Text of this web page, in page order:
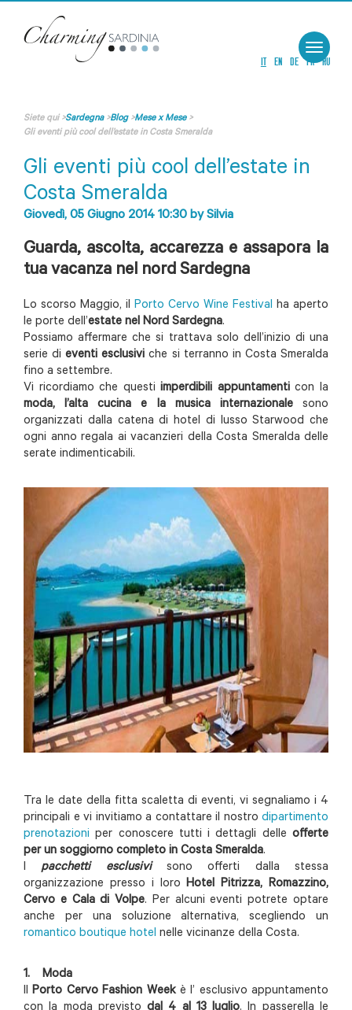
IT EN DE FR RU
Toggle
Siete qui>Sardegna>Blog>Mese x Mese>
Gli eventi più cool dell’estate in Costa Smeralda
Gli eventi più cool dell’estate in
Costa Smeralda
Giovedì, 05 Giugno 2014 10:30 bySilvia
Guarda, ascolta, accarezza e assapora la
tua vacanza nel nord Sardegna
Lo scorso Maggio, il Porto Cervo Wine Festival ha aperto
le porte dell’estate nel Nord Sardegna.
Possiamo affermare che si trattava solo dell’inizio di una
serie dieventi esclusivi che si terranno in Costa Smeralda
fino a settembre.
Vi ricordiamo che questiimperdibili appuntamenticon la
moda, l’alta cucina e la musica internazionalesono
organizzati dalla catena di hotel di lusso Starwood che
ogni anno regala ai vacanzieri della Costa Smeralda delle
serate indimenticabili.
Tra le date della fitta scaletta di eventi, vi segnaliamo i 4
principali e vi invitiamo a contattare il nostro dipartimento
prenotazioni per conoscere tutti i dettagli delle offerte
per un soggiorno completo in Costa Smeralda.
Ipacchetti esclusivi
sono offerti dalla stessa
organizzazione presso i loroHotel Pitrizza, Romazzino,
Cervo e Cala di Volpe. Per alcuni eventi potrete optare
anche per una soluzione alternativa, scegliendo un
romantico boutique hotel nelle vicinanze della Costa.
1. Moda
IlPorto Cervo Fashion Weekè l’ esclusivo appuntamento